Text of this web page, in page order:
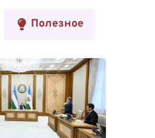
Полезное